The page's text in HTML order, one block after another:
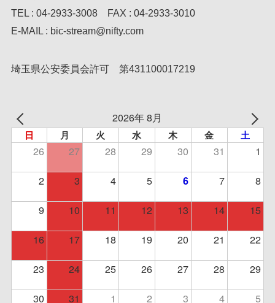
TEL : 04-2933-3008 FAX : 04-2933-3010
E-MAIL : bic-stream@nifty.com
埼玉県公安委員会許可 第431100017219
2026年 8月
日 月 火 水 木 金 土
26 27 28 29 30 31
1
2
3 4 5 6 7
8
9
10 11 12 13 14
15
16
17 18 19 20 21
22
23
24 25 26 27 28
29
30
31 1 2 3 4 5